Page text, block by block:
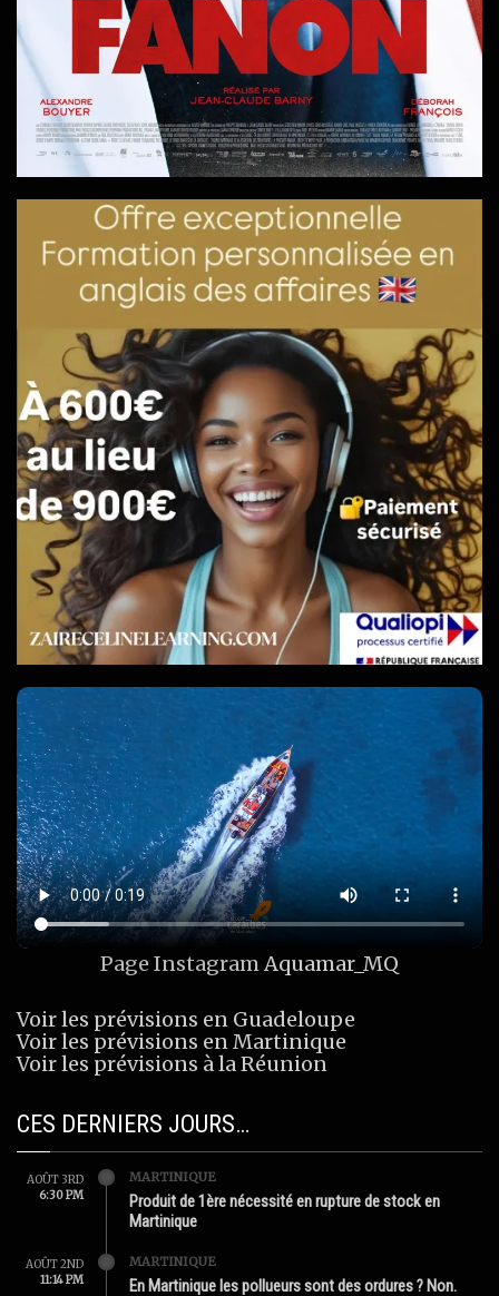
Page InstagramAquamar_MQ
Voir les prévisions en Guadeloupe
Voir les prévisions en Martinique
Voir les prévisions à la Réunion
CES DERNIERS JOURS…
AOÛT 3RD
6:30 PM
MARTINIQUE
Produit de 1ère nécessité en rupture de stock en
Martinique
AOÛT 2ND
11:14 PM
MARTINIQUE
En Martinique les pollueurs sont des ordures ? Non.